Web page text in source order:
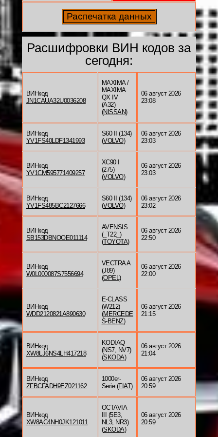
Расшифровки ВИН кодов за
сегодня:
ВИНкод
JN1CAUA32U0036208
MAXIMA /
MAXIMA
QX IV
(A32)
(NISSAN)
06 август 2026
23:08
ВИНкод
YV1FS40LDF1341993
S60 II (134)
(VOLVO)
06 август 2026
23:03
ВИНкод
YV1CM595771409257
XC90 I
(275)
(VOLVO)
06 август 2026
23:03
ВИНкод
YV1FS485BC2127666
S60 II (134)
(VOLVO)
06 август 2026
23:02
ВИНкод
SB153DBNOOE011114
AVENSIS
(_T22_)
(TOYOTA)
06 август 2026
22:50
ВИНкод
W0L000087S7556694
VECTRA A
(J89)
(OPEL)
06 август 2026
22:00
ВИНкод
WDD2120821A890630
E-CLASS
(W212)
(MERCEDE
S-BENZ)
06 август 2026
21:15
ВИНкод
XW8LJ6NS4LH417218
KODIAQ
(NS7, NV7)
(SKODA)
06 август 2026
21:04
ВИНкод
ZFBCFADH9EZ021162
1000er-
Serie (FIAT)
06 август 2026
20:59
ВИНкод
XW8AC4NH0JK121011
OCTAVIA
III (5E3,
NL3, NR3)
(SKODA)
06 август 2026
20:59